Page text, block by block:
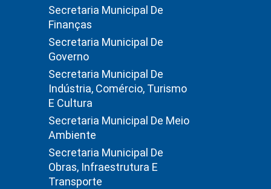
Secretaria Municipal De
Finanças
Secretaria Municipal De
Governo
Secretaria Municipal De
Indústria, Comércio, Turismo
E Cultura
Secretaria Municipal De Meio
Ambiente
Secretaria Municipal De
Obras, Infraestrutura E
Transporte